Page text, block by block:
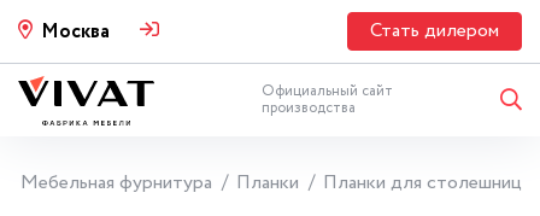
Москва Стать дилером
Официальный сайт
производства
Мебельная фурнитура Планки Планки для столешниц